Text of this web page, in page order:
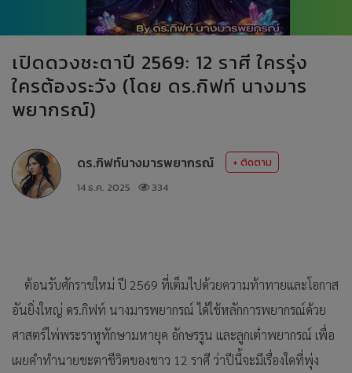
เปิดดวงชะตาปี 2569: 12 ราศี ใครรุ่ง
ใครต้องระวัง (โดย ดร.กิฟท์ นางมาร
พยากรณ์)
ดร.กิฟท์นางมารพยากรณ์
+ ติดตาม
14 ธ.ค. 2025
334
ต้อนรับศักราชใหม่ ปี 2569 ที่เต็มไปด้วยความท้าทายและโอกาส
อันยิ่งใหญ่ ดร.กิฟท์ นางมารพยากรณ์ ได้ใช้หลักการพยากรณ์ด้วย
ศาสตร์ไพ่พระราหูทักษามหายุค อักษรรูน และลูกเต๋าพยากรณ์ เพื่อ
เผยคำทำนายชะตาชีวิตของชาว 12 ราศี ว่าปีนี้จะมีเรื่องใดที่พุ่ง